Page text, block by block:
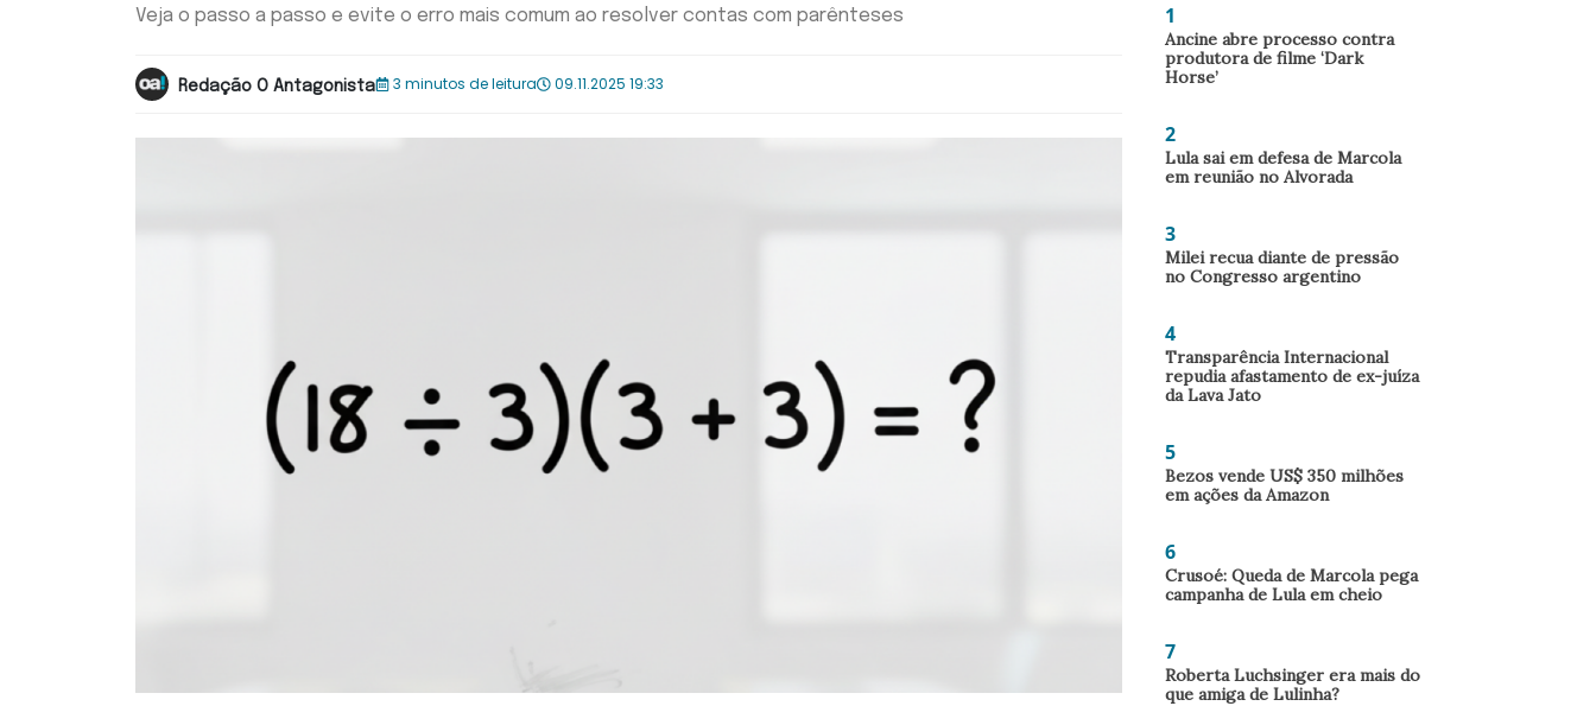
Veja o passo a passo e evite o erro mais comum ao resolver contas com parênteses
Redação O Antagonista 3 minutos de leitura 09.11.2025 19:33
1
Ancine abre processo contra
produtora de filme ‘Dark
Horse’
2
Lula sai em defesa de Marcola
em reunião no Alvorada
3
Milei recua diante de pressão
no Congresso argentino
4
Transparência Internacional
repudia afastamento de ex-juíza
da Lava Jato
5
Bezos vende US$ 350 milhões
em ações da Amazon
6
Crusoé: Queda de Marcola pega
campanha de Lula em cheio
7
Roberta Luchsinger era mais do
que amiga de Lulinha?